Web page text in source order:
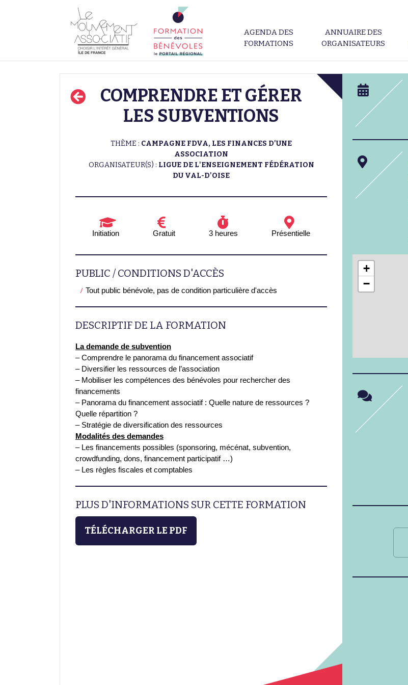
AGENDA DES
FORMATIONS
ANNUAIRE DES
ORGANISATEURS
COMPRENDRE ET GÉRER
LES SUBVENTIONS
THÈME : CAMPAGNE FDVA, LES FINANCES D'UNE
ASSOCIATION
ORGANISATEUR(S) : LIGUE DE L'ENSEIGNEMENT FÉDÉRATION
DU VAL-D'OISE
Initiation Gratuit 3 heures Présentielle
PUBLIC / CONDITIONS D'ACCÈS
Tout public bénévole, pas de condition particulière d'accès
DESCRIPTIF DE LA FORMATION
La demande de subvention
– Comprendre le panorama du financement associatif
– Diversifier les ressources de l’association
– Mobiliser les compétences des bénévoles pour rechercher des
financements
– Panorama du financement associatif : Quelle nature de ressources ?
Quelle répartition ?
– Stratégie de diversification des ressources
Modalités des demandes
– Les financements possibles (sponsoring, mécénat, subvention,
crowdfunding, dons, financement participatif …)
– Les règles fiscales et comptables
PLUS D'INFORMATIONS SUR CETTE FORMATION
TÉLÉCHARGER LE PDF
+
−